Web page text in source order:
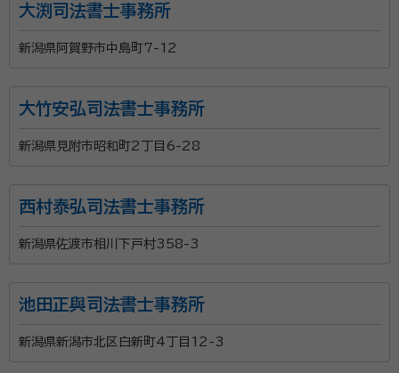
大渕司法書士事務所
新潟県阿賀野市中島町7-12
大竹安弘司法書士事務所
新潟県見附市昭和町2丁目6-28
西村泰弘司法書士事務所
新潟県佐渡市相川下戸村358-3
池田正與司法書士事務所
新潟県新潟市北区白新町4丁目12-3